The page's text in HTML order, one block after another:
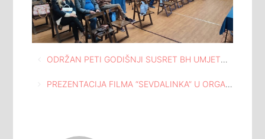
Navigacija
članaka
ODRŽAN PETI GODIŠNJI SUSRET BH UMJETNIKA “NOTAMA KROZ SVIJET” U DVORANI KALEIDOSKOP TUZLA
PREZENTACIJA FILMA “SEVDALINKA” U ORGANIZACIJI UDRUŽENJA MUZIČKIH UMJETNIKA, ODRŽANA U ATELJEU ISMET MUJEZINOVIĆ TUZLA